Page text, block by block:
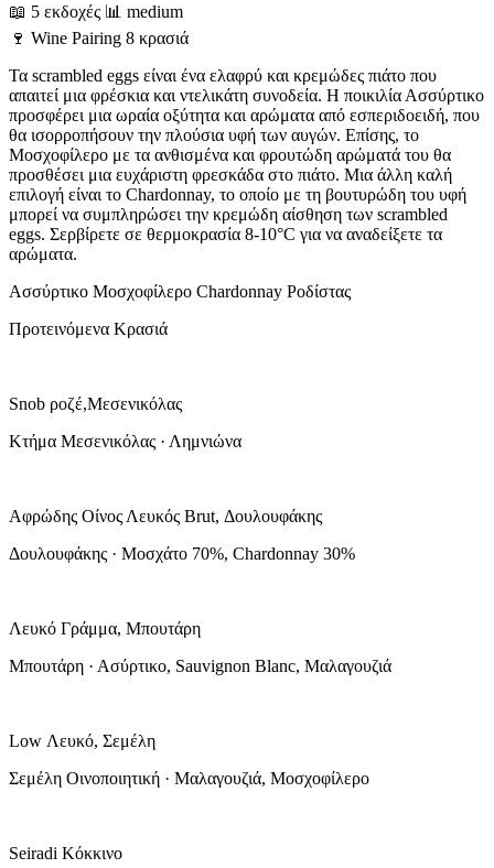
📖 5 εκδοχές 📊 medium
🍷 Wine Pairing 8 κρασιά
Τα scrambled eggs είναι ένα ελαφρύ και κρεμώδες πιάτο που
απαιτεί μια φρέσκια και ντελικάτη συνοδεία. Η ποικιλία Ασσύρτικο
προσφέρει μια ωραία οξύτητα και αρώματα από εσπεριδοειδή, που
θα ισορροπήσουν την πλούσια υφή των αυγών. Επίσης, το
Μοσχοφίλερο με τα ανθισμένα και φρουτώδη αρώματά του θα
προσθέσει μια ευχάριστη φρεσκάδα στο πιάτο. Μια άλλη καλή
επιλογή είναι το Chardonnay, το οποίο με τη βουτυρώδη του υφή
μπορεί να συμπληρώσει την κρεμώδη αίσθηση των scrambled
eggs. Σερβίρετε σε θερμοκρασία 8-10°C για να αναδείξετε τα
αρώματα.
Ασσύρτικο Μοσχοφίλερο Chardonnay Ροδίστας
Προτεινόμενα Κρασιά
Snob ροζέ,Μεσενικόλας
Κτήμα Μεσενικόλας · Λημνιώνα
Αφρώδης Οίνος Λευκός Brut, Δουλουφάκης
Δουλουφάκης · Μοσχάτο 70%, Chardonnay 30%
Λευκό Γράμμα, Μπουτάρη
Μπουτάρη · Ασύρτικο, Sauvignon Blanc, Μαλαγουζιά
Low Λευκό, Σεμέλη
Σεμέλη Οινοποιητική · Μαλαγουζιά, Μοσχοφίλερο
Seiradi Κόκκινο